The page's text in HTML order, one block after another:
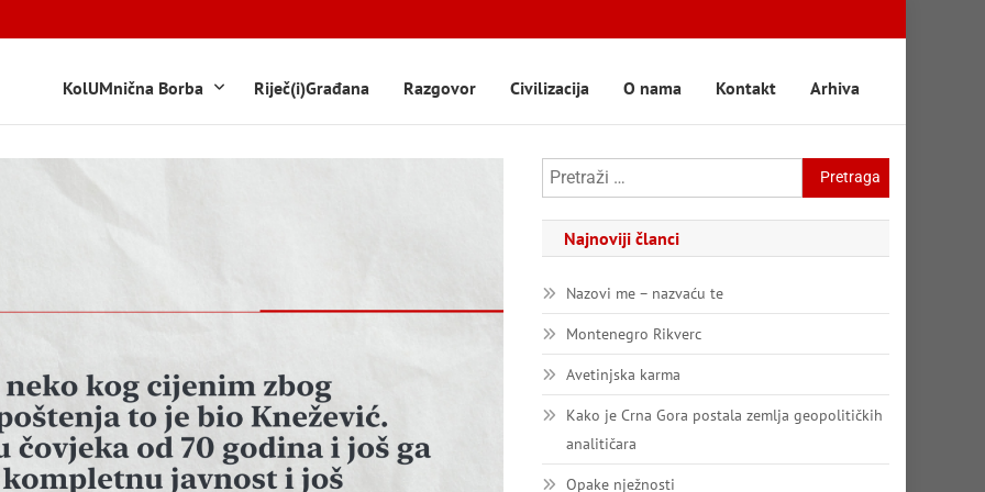
KolUMnična Borba Riječ(i)Građana Razgovor Civilizacija O nama Kontakt Arhiva
Pretraga:
Najnoviji članci
Nazovi me – nazvaću te
Montenegro Rikverc
Avetinjska karma
Kako je Crna Gora postala zemlja geopolitičkih
analitičara
Opake nježnosti